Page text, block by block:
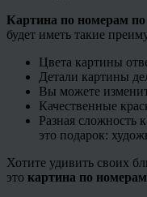
Картина по номерам
будет иметь такие
Цвета картины
Детали картины
Вы можете
Качественные
Разная сложность
это подарок:
Хотите удивить своих
это картина по